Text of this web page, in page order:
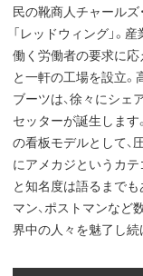
民の靴商人チャール
「レッドウィング」。
働く労働者の要求に応
と一軒の工場を設立
ブーツは、徐々にシェ
セッターが誕生します
の看板モデルとして、
にアメカジというカテ
と知名度は語るまでも
マン、ポストマンなど
界中の人々を魅了し続